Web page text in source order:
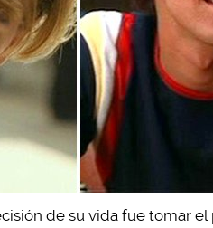
de su vida fue tomar el